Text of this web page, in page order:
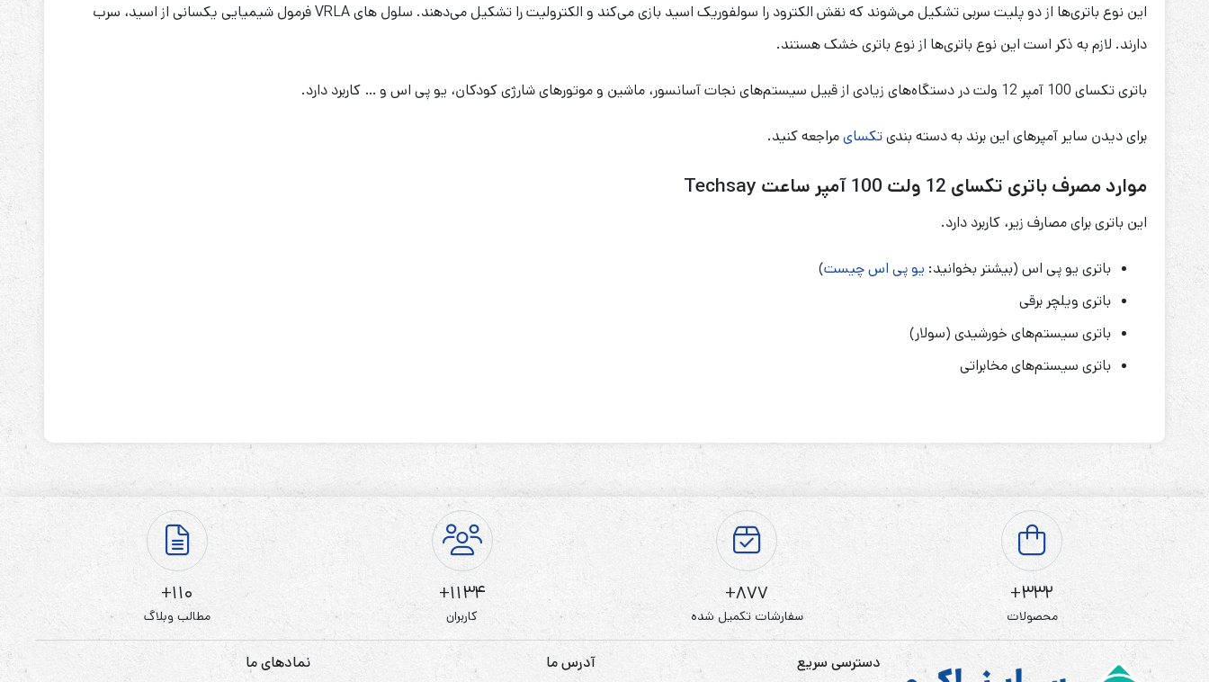
این نوع باتری‌ها از دو پلیت سربی تشکیل می‌شوند که نقش الکترود را سولفوریک اسید بازی می‌کند و الکترولیت را تشکیل می‌دهند. سلول های VRLA فرمول شیمیایی یکسانی از اسید، سرب
دارند. لازم به ذکر است این نوع باتری‌ها از نوع باتری خشک هستند.
باتری تکسای 100 آمپر 12 ولت در دستگاه‌های زیادی از قبیل سیستم‌های نجات آسانسور، ماشین و موتور‌های شارژی کودکان، یو پی اس و … کاربرد دارد.
برای دیدن سایر آمپرهای این برند به دسته بندیتکسایمراجعه کنید.
موارد مصرف باتری تکسای 12 ولت 100 آمپر ساعت Techsay
این باتری برای مصارف زیر، کاربرد دارد.
باتری یو پی اس (بیشتر بخوانید: یو پی اس چیست)
باتری ویلچر برقی
باتری سیستم‌های خورشیدی (سولار)
باتری سیستم‌های مخابراتی
332+
محصولات
877+
سفارشات تکمیل شده
1134+
کاربران
110+
مطالب وبلاگ
دسترسی سریع آدرس ما نمادهای ما